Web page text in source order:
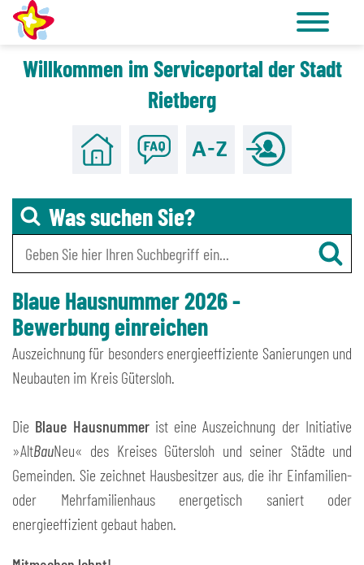
Zu den Tools für Barrierefreiheit
Zum Hauptinhalt
Willkommen im Serviceportal der Stadt
Rietberg
Was suchen Sie?
Blaue Hausnummer 2026 -
Bewerbung einreichen
Auszeichnung für besonders energieeffiziente Sanierungen und
Neubauten im Kreis Gütersloh.
Die Blaue Hausnummer ist eine Auszeichnung der Initiative
»AltBauNeu« des Kreises Gütersloh und seiner Städte und
Gemeinden. Sie zeichnet Hausbesitzer aus, die ihr Einfamilien-
oder Mehrfamilienhaus energetisch saniert oder
energieeffizient gebaut haben.